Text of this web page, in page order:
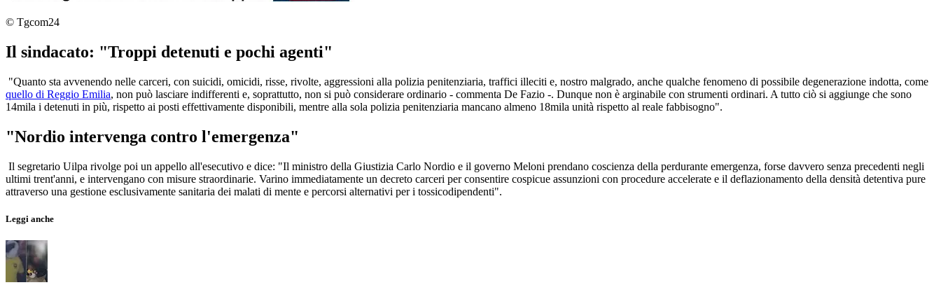
© Tgcom24
Il sindacato: "Troppi detenuti e pochi agenti"
"Quanto sta avvenendo nelle carceri, con suicidi, omicidi, risse, rivolte, aggressioni alla polizia penitenziaria, traffici illeciti e, nostro malgrado, anche qualche fenomeno di possibile degenerazione indotta, come
quello di Reggio Emilia, non può lasciare indifferenti e, soprattutto, non si può considerare ordinario - commenta De Fazio -. Dunque non è arginabile con strumenti ordinari. A tutto ciò si aggiunge che sono
14mila i detenuti in più, rispetto ai posti effettivamente disponibili, mentre alla sola polizia penitenziaria mancano almeno 18mila unità rispetto al reale fabbisogno".
"Nordio intervenga contro l'emergenza"
Il segretario Uilpa rivolge poi un appello all'esecutivo e dice: "Il ministro della Giustizia Carlo Nordio e il governo Meloni prendano coscienza della perdurante emergenza, forse davvero senza precedenti negli
ultimi trent'anni, e intervengano con misure straordinarie. Varino immediatamente un decreto carceri per consentire cospicue assunzioni con procedure accelerate e il deflazionamento della densità detentiva pure
attraverso una gestione esclusivamente sanitaria dei malati di mente e percorsi alternativi per i tossicodipendenti".
Leggi anche